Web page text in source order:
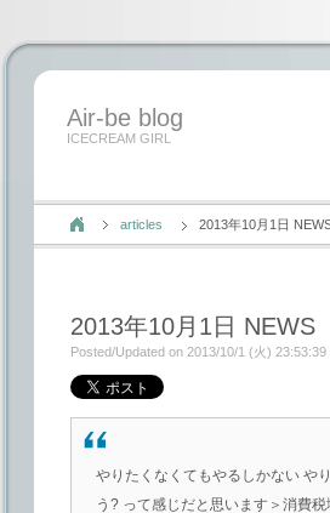
Air-be blog
ICECREAM GIRL
articles 2013年10月1日
2013年10月1日 NEWS
Posted/Updated on 2013/10/1 (火) 23:53:39
やりたくなくてもやるしかない や
う? って感じだと思います＞消費